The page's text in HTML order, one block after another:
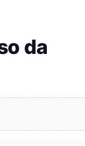
da